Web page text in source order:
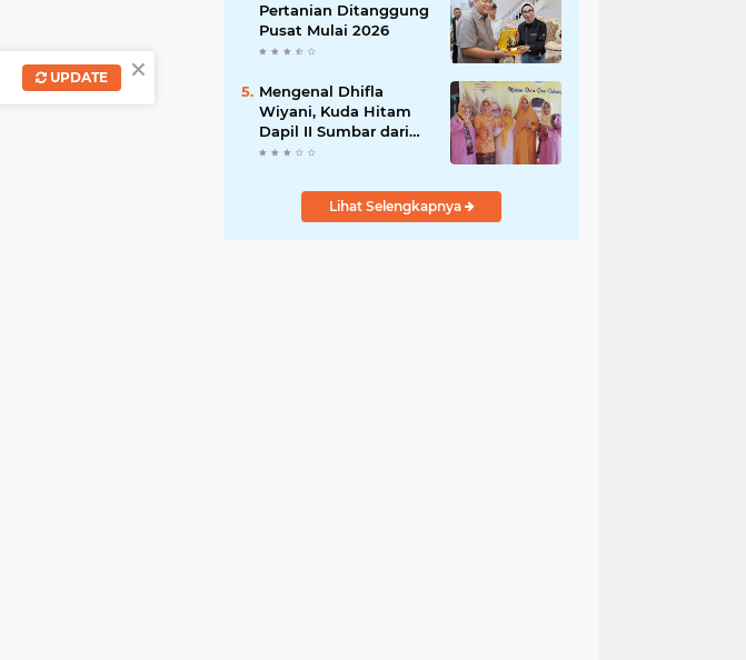
Pertanian Ditanggung
Pusat Mulai 2026
Mengenal Dhifla
Wiyani, Kuda Hitam
Dapil II Sumbar dari
Golkar
Lihat Selengkapnya
×
UPDATE